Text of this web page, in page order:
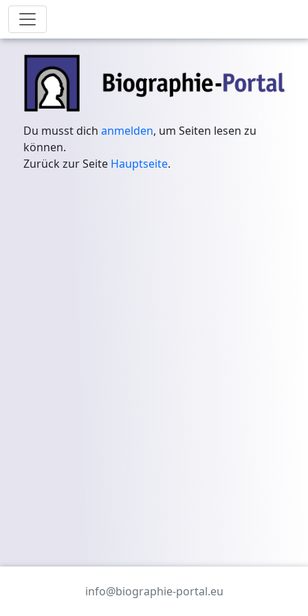
Du musst dichanmelden, um Seiten lesen zu
können.
Zurück zur Seite Hauptseite.
info@biographie-portal.eu